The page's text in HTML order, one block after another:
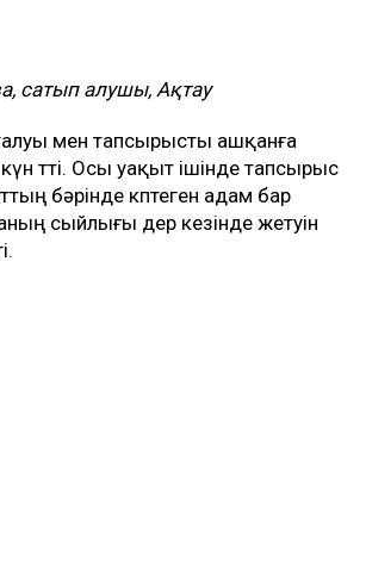
сатып алушы, Ақтау
мен тапсырысты ашқанға
өтті. Осы уақыт ішінде тапсырыс
бәрінде көптеген адам бар
сыйлығы дер кезінде жетуін